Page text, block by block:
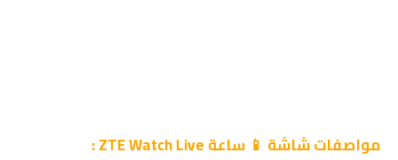
مواصفات شاشة 📱 ساعة ZTE Watch Live :